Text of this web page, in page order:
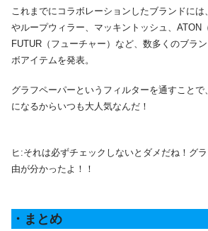
これまでにコラボレーションしたブランドには、
やループウィラー、マッキントッシュ、ATON
FUTUR（フューチャー）など、数多くのブラ
ボアイテムを発表。
グラフペーパーというフィルターを通すこと
になるからいつも大人気なんだ！
ヒ:それは必ずチェックしないとダメだね！グ
由が分かったよ！！
・まとめ